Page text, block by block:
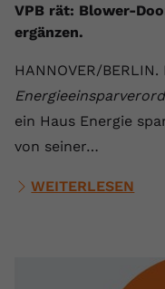
VPB rät: Blower-
ergänzen.
HANNOVER/
ein Haus Energie
von seiner…
WEITERLESEN